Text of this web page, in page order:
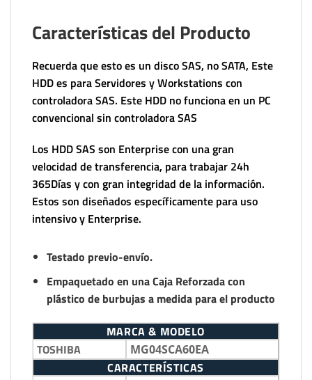
Características del Producto
Recuerda que esto es un disco SAS, no SATA, Este
HDD es para Servidores y Workstations con
controladora SAS. Este HDD no funciona en un PC
convencional sin controladora SAS
Los HDD SAS son Enterprise con una gran
velocidad de transferencia, para trabajar 24h
365Días y con gran integridad de la información.
Estos son diseñados específicamente para uso
intensivo y Enterprise.
Testado previo-envío.
Empaquetado en una Caja Reforzada con
plástico de burbujas a medida para el producto
MARCA & MODELO
TOSHIBA
MG04SCA60EA
CARACTERÍSTICAS